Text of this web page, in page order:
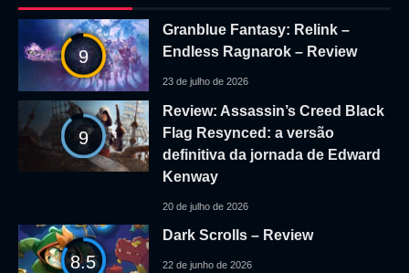
9
Granblue Fantasy: Relink –
Endless Ragnarok – Review
23 de julho de 2026
9
Review: Assassin’s Creed Black
Flag Resynced: a versão
definitiva da jornada de Edward
Kenway
20 de julho de 2026
8.5
Dark Scrolls – Review
22 de junho de 2026